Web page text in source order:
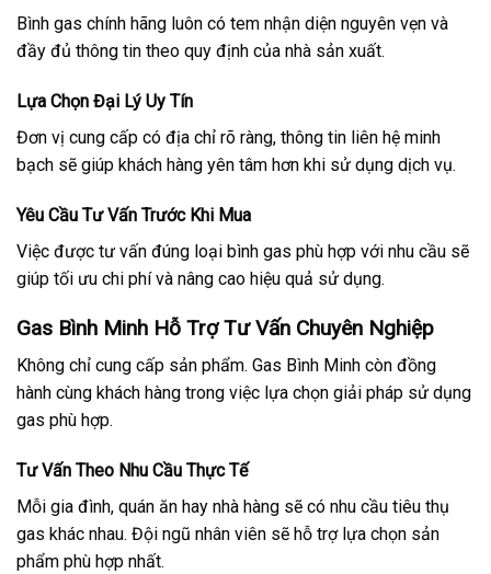
Bình gas chính hãng luôn có tem nhận diện nguyên vẹn và
đầy đủ thông tin theo quy định của nhà sản xuất.
Lựa Chọn Đại Lý Uy Tín
Đơn vị cung cấp có địa chỉ rõ ràng, thông tin liên hệ minh
bạch sẽ giúp khách hàng yên tâm hơn khi sử dụng dịch vụ.
Yêu Cầu Tư Vấn Trước Khi Mua
Việc được tư vấn đúng loại bình gas phù hợp với nhu cầu sẽ
giúp tối ưu chi phí và nâng cao hiệu quả sử dụng.
Gas Bình Minh Hỗ Trợ Tư Vấn Chuyên Nghiệp
Không chỉ cung cấp sản phẩm. Gas Bình Minh còn đồng
hành cùng khách hàng trong việc lựa chọn giải pháp sử dụng
gas phù hợp.
Tư Vấn Theo Nhu Cầu Thực Tế
Mỗi gia đình, quán ăn hay nhà hàng sẽ có nhu cầu tiêu thụ
gas khác nhau. Đội ngũ nhân viên sẽ hỗ trợ lựa chọn sản
phẩm phù hợp nhất.